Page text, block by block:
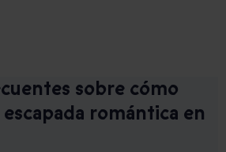
sobre cómo
romántica en